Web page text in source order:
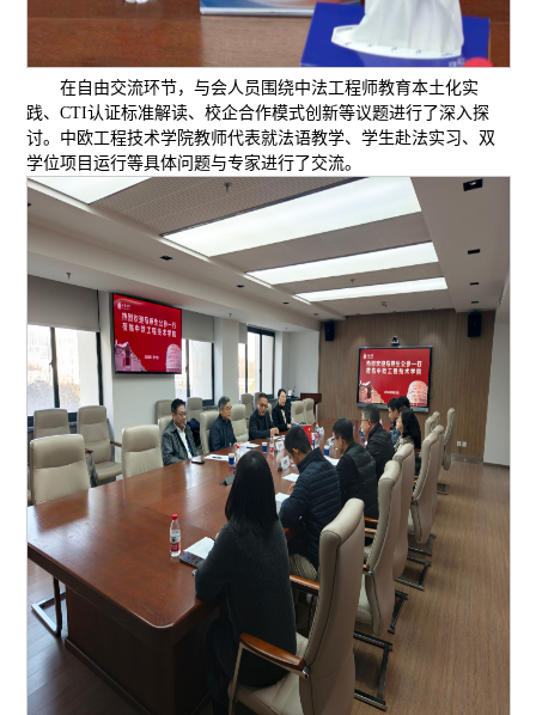
在自由交流环节，与会人员围绕中法工程师教育本土化实
践、CTI认证标准解读、校企合作模式创新等议题进行了深入探
讨。中欧工程技术学院教师代表就法语教学、学生赴法实习、双
学位项目运行等具体问题与专家进行了交流。